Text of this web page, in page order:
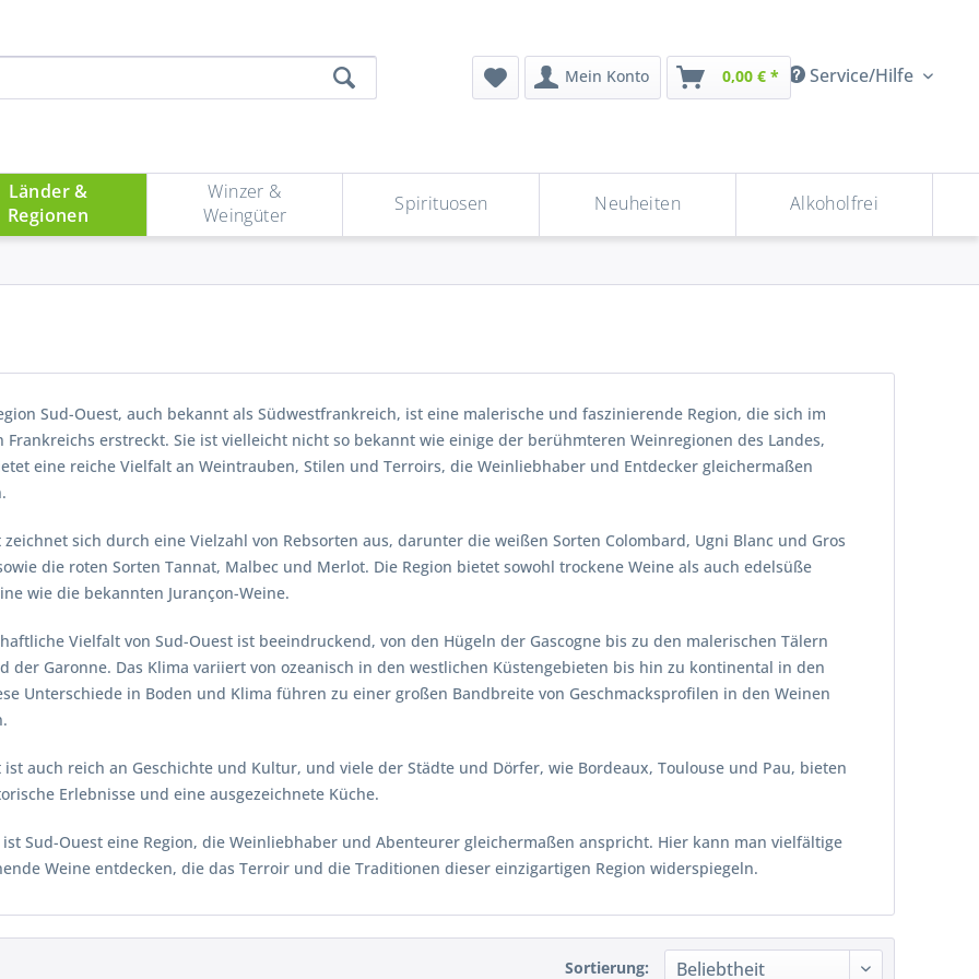
Service/Hilfe
Mein Konto 0,00 € *
Länder &
Regionen
Winzer &
Weingüter
Spirituosen Neuheiten Alkoholfrei
Sud-Ouest, auch bekannt als Südwestfrankreich, ist eine malerische und faszinierende Region, die sich im
Frankreichs erstreckt. Sie ist vielleicht nicht so bekannt wie einige der berühmteren Weinregionen des Landes,
eine reiche Vielfalt an Weintrauben, Stilen und Terroirs, die Weinliebhaber und Entdecker gleichermaßen
zeichnet sich durch eine Vielzahl von Rebsorten aus, darunter die weißen Sorten Colombard, Ugni Blanc und Gros
die roten Sorten Tannat, Malbec und Merlot. Die Region bietet sowohl trockene Weine als auch edelsüße
wie die bekannten Jurançon-Weine.
Vielfalt von Sud-Ouest ist beeindruckend, von den Hügeln der Gascogne bis zu den malerischen Tälern
der Garonne. Das Klima variiert von ozeanisch in den westlichen Küstengebieten bis hin zu kontinental in den
Unterschiede in Boden und Klima führen zu einer großen Bandbreite von Geschmacksprofilen in den Weinen
ist auch reich an Geschichte und Kultur, und viele der Städte und Dörfer, wie Bordeaux, Toulouse und Pau, bieten
Erlebnisse und eine ausgezeichnete Küche.
ist Sud-Ouest eine Region, die Weinliebhaber und Abenteurer gleichermaßen anspricht. Hier kann man vielfältige
Weine entdecken, die das Terroir und die Traditionen dieser einzigartigen Region widerspiegeln.
Sortierung: